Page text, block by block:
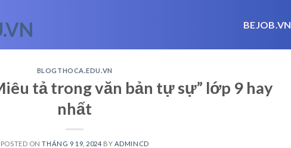
BEJOB.VN
BLOGTHOCA.EDU.VN
tả trong văn bản tự sự” lớp 9 hay
nhất
POSTED ONTHÁNG 9 19, 2024 BY ADMINCD